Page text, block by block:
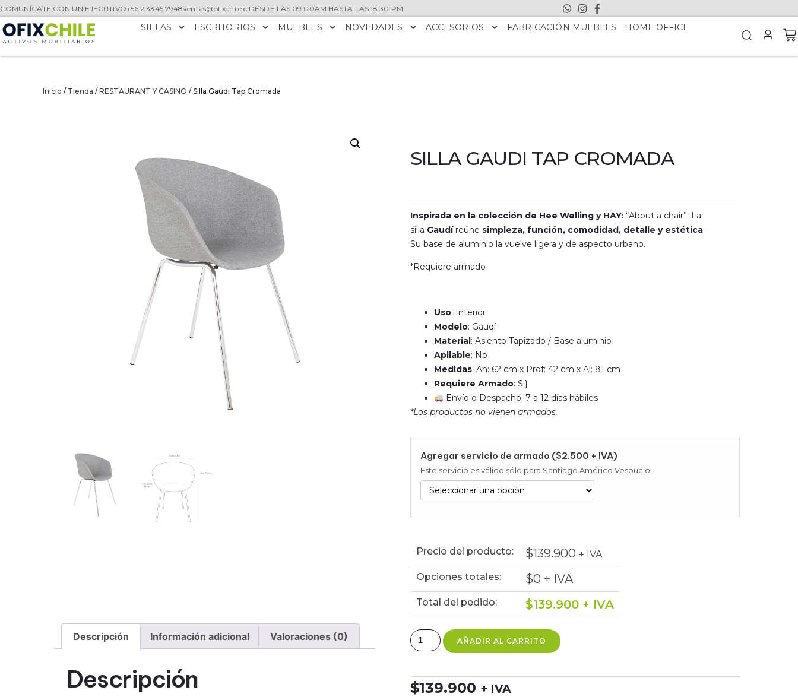
COMUNÍCATE CON UN EJECUTIVO+56 2 3345 7948ventas@ofixchile.clDESDE LAS 09:00AM HASTA LAS 18:30 PM
SILLAS ESCRITORIOS MUEBLES NOVEDADES ACCESORIOS FABRICACIÓN MUEBLES HOME OFFICE
Inicio / Tienda / RESTAURANT Y CASINO / Silla Gaudi Tap Cromada
Descripción Información adicional Valoraciones (0)
Descripción
SILLA GAUDI TAP CROMADA
Inspirada en la colección de Hee Welling y HAY:“About a chair”. La
silla Gaudíreúne simpleza, función, comodidad, detalle y estética.
Su base de aluminio la vuelve ligera y de aspecto urbano.
*Requiere armado
Uso: Interior
Modelo: Gaudí
Material: Asiento Tapizado / Base aluminio
Apilable: No
Medidas: An: 62 cm x Prof: 42 cm x Al: 81 cm
Requiere Armado: Si}
Envío o Despacho: 7 a 12 días hábiles
*Los productos no vienen armados.
Agregar servicio de armado ($2.500 + IVA)
Este servicio es válido sólo para Santiago Américo Vespucio.
Precio del producto: $139.900 + IVA
Opciones totales:
$0 + IVA
Total del pedido: $139.900+ IVA
AÑADIR AL CARRITO
$139.900 + IVA